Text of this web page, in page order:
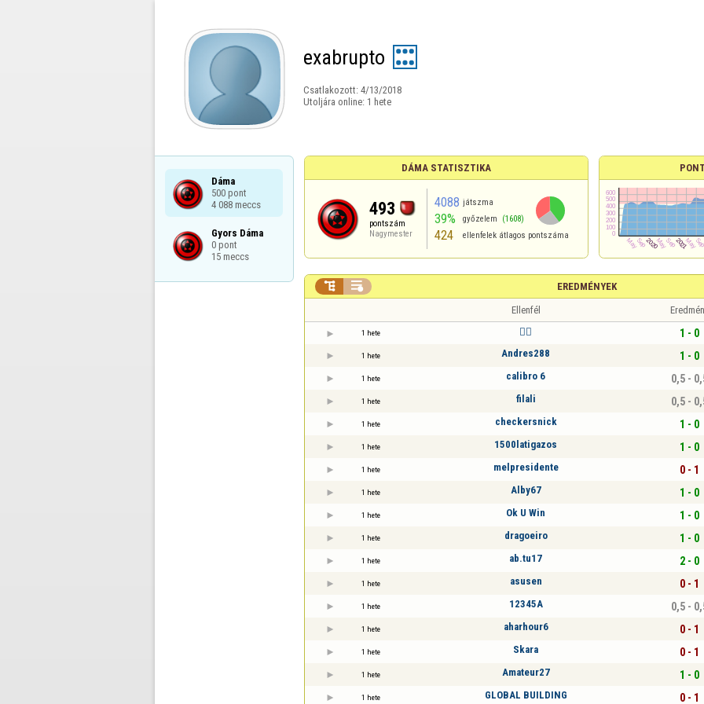
exabrupto
Csatlakozott: 4/13/2018
Utoljára online: 1 hete
Dáma
500 pont
4 088 meccs
Gyors Dáma
0 pont
15 meccs
DÁMA STATISZTIKA
493
pontszám
Nagymester
4088 játszma
39% győzelem (1608)
424 ellenfelek átlagos pontszáma
EREDMÉNYEK
 
Ellenfél
1 hete 🏴‍☠️ 1 - 0
1 hete Andres288 1 - 0
1 hete calibro 6 0,5 -
1 hete filali 0,5 -
1 hete checkersnick 1 - 0
1 hete 1500latigazos 1 - 0
1 hete melpresidente 0 - 1
1 hete Alby67 1 - 0
1 hete Ok U Win 1 - 0
1 hete dragoeiro 1 - 0
1 hete ab.tu17 2 - 0
1 hete asusen 0 - 1
1 hete 12345A 0,5 -
1 hete aharhour6 0 - 1
1 hete Skara 0 - 1
1 hete Amateur27 1 - 0
1 hete GLOBAL BUILDING 0 - 1